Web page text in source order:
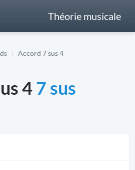
Théorie musicale
Accord 7 sus 4
47 sus